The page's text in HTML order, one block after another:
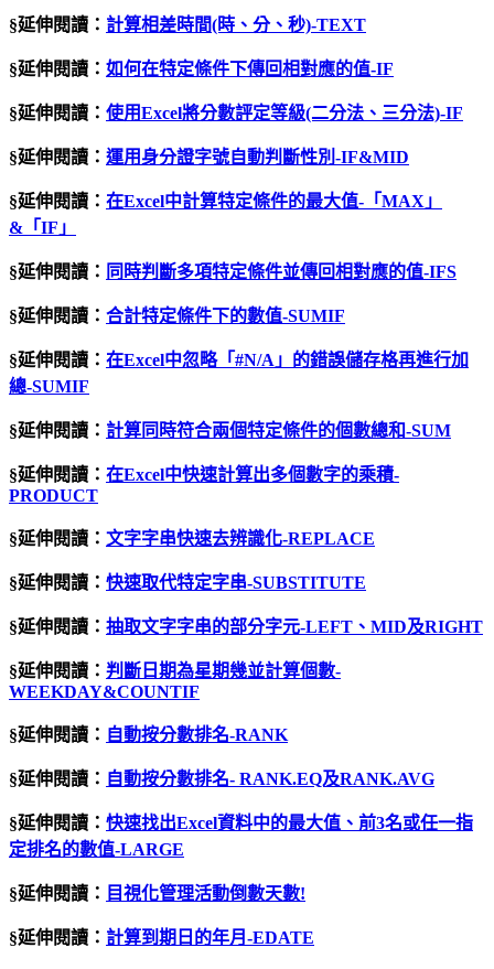
§延伸閱讀： 計算相差時間(時、分、秒)-TEXT
§延伸閱讀： 如何在特定條件下傳回相對應的值-IF
§延伸閱讀： 使用Excel將分數評定等級(二分法、三分法)-IF
§延伸閱讀： 運用身分證字號自動判斷性別-IF&MID
§延伸閱讀： 在Excel中計算特定條件的最大值-「MAX」
&「IF」
§延伸閱讀： 同時判斷多項特定條件並傳回相對應的值-IFS
§延伸閱讀： 合計特定條件下的數值-SUMIF
§延伸閱讀： 在Excel中忽略「#N/A 」的錯誤儲存格再進行加
總-SUMIF
§延伸閱讀： 計算同時符合兩個特定條件的個數總和-SUM
§延伸閱讀： 在Excel中快速計算出多個數字的乘積-
PRODUCT
§延伸閱讀： 文字字串快速去辨識化-REPLACE
§延伸閱讀： 快速取代特定字串-SUBSTITUTE
§延伸閱讀： 抽取文字字串的部分字元-LEFT、MID及RIGHT
§延伸閱讀： 判斷日期為星期幾並計算個數-
WEEKDAY&COUNTIF
§延伸閱讀： 自動按分數排名-RANK
§延伸閱讀： 自動按分數排名- RANK.EQ及RANK.AVG
§延伸閱讀： 快速找出Excel資料中的最大值、前3名或任一指
定排名的數值-LARGE
§延伸閱讀： 目視化管理活動倒數天數!
§延伸閱讀： 計算到期日的年月-EDATE